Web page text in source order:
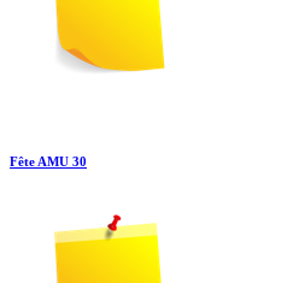
Fête AMU 30